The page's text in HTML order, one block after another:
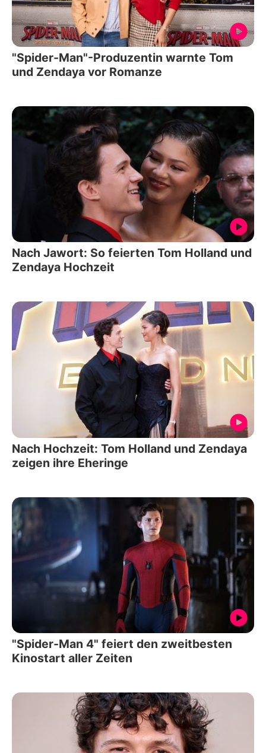
"Spider-Man"-Produzentin warnte Tom
und Zendaya vor Romanze
Nach Jawort: So feierten Tom Holland und
Zendaya Hochzeit
Nach Hochzeit: Tom Holland und Zendaya
zeigen ihre Eheringe
"Spider-Man 4" feiert den zweitbesten
Kinostart aller Zeiten